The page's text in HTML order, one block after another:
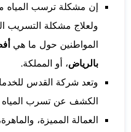
إن مشكلة ترسب المياه
ولعلاج مشكلة التسريب
المواطنين حول ما هي
بالرياض، أو المملكة.
وتعد شركة القدس
الكشف عن تسرب المياه
العمالة المميزة،